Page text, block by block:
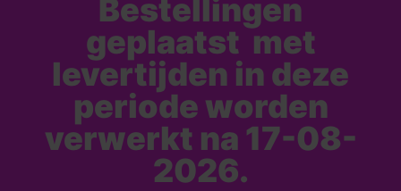
Bestellingen
geplaatst met
levertijden in deze
periode worden
verwerkt na 17-08-
2026.